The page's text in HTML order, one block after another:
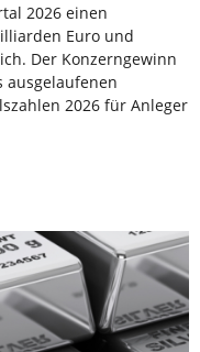
2026 einen
Euro und
Der Konzerngewinn
ausgelaufenen
2026 für Anleger